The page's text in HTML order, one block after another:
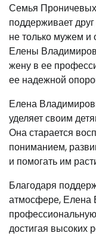
Семья Проничевых
поддерживает
не только мужем
Елены
жену в ее
ее надежной
Елена
уделяет своим
Она старается
пониманием,
и помогать им
Благодаря
атмосфере, Елена
достигая высоких